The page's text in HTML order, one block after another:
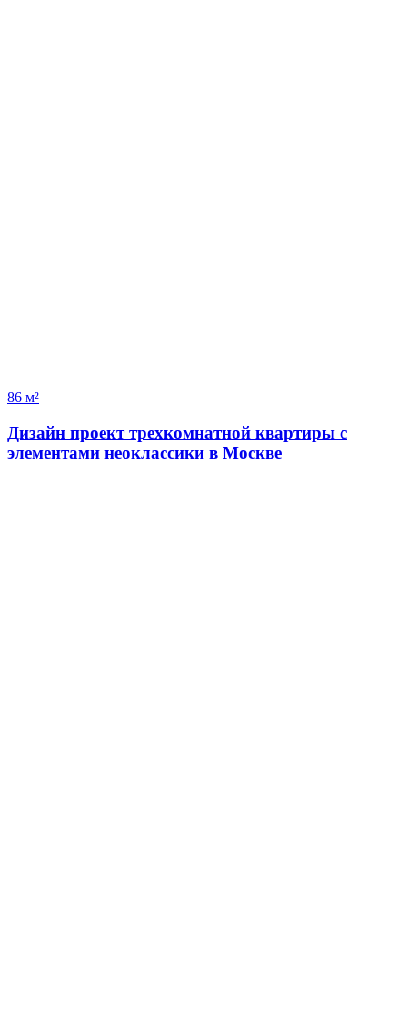
86 м²
Дизайн проект трехкомнатной квартиры с
элементами неоклассики в Москве